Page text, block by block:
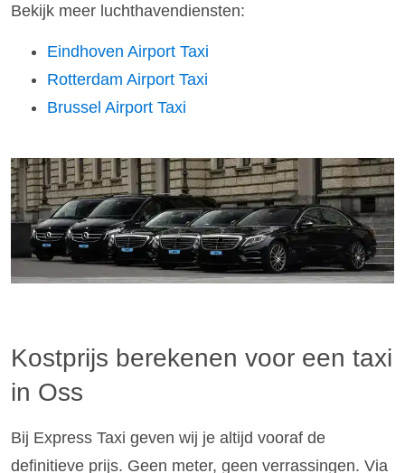
Bekijk meer luchthavendiensten:
Eindhoven Airport Taxi
Rotterdam Airport Taxi
Brussel Airport Taxi
Kostprijs berekenen voor een taxi
in Oss
Bij Express Taxi geven wij je altijd vooraf de
definitieve prijs. Geen meter, geen verrassingen. Via